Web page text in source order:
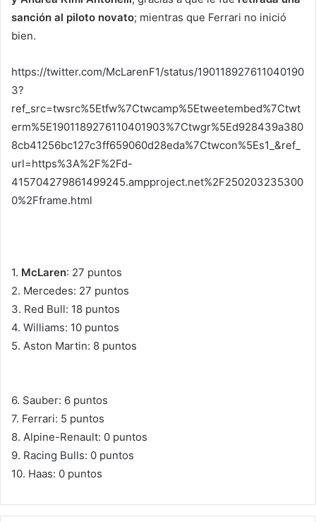
sanción al piloto novato; mientras que Ferrari no inició
bien.
https://twitter.com/McLarenF1/status/190118927611040190
3?
ref_src=twsrc%5Etfw%7Ctwcamp%5Etweetembed%7Ctwt
erm%5E1901189276110401903%7Ctwgr%5Ed928439a380
8cb41256bc127c3ff659060d28eda%7Ctwcon%5Es1_&ref_
url=https%3A%2F%2Fd-
415704279861499245.ampproject.net%2F250203235300
0%2Fframe.html
1. McLaren: 27 puntos
2. Mercedes: 27 puntos
3. Red Bull: 18 puntos
4. Williams: 10 puntos
5. Aston Martin: 8 puntos
6. Sauber: 6 puntos
7. Ferrari: 5 puntos
8. Alpine-Renault: 0 puntos
9. Racing Bulls: 0 puntos
10. Haas: 0 puntos